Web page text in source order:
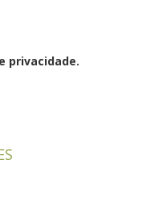
privacidade.